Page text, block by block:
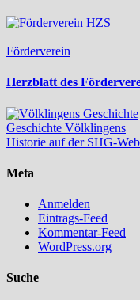
Förderverein
Herzblatt des
Geschichte Völklingens
Historie auf der SHG-
Meta
Anmelden
Eintrags-Feed
Kommentar-Feed
WordPress.org
Suche